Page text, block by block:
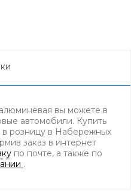
вы можете в
автомобили. Купить
розницу в Набережных
заказ в интернет
по почте, а также по
.